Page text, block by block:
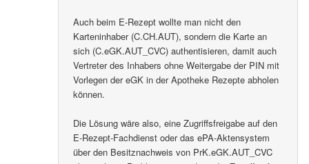
Auch beim E-Rezept wollte man nicht den
Karteninhaber (C.CH.AUT), sondern die Karte an
sich (C.eGK.AUT_CVC) authentisieren, damit auch
Vertreter des Inhabers ohne Weitergabe der PIN mit
Vorlegen der eGK in der Apotheke Rezepte abholen
können.
Die Lösung wäre also, eine Zugriffsfreigabe auf den
E-Rezept-Fachdienst oder das ePA-Aktensystem
über den Besitznachweis von PrK.eGK.AUT_CVC